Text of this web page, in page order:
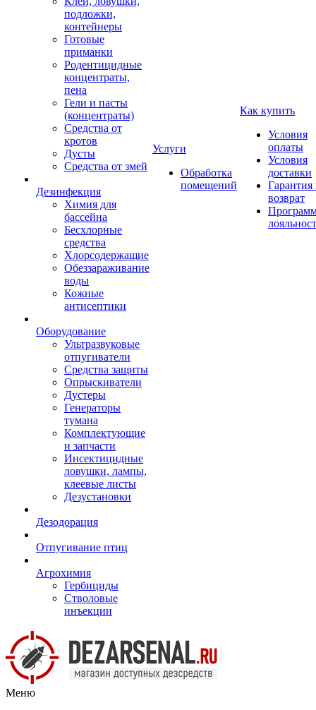
подложки,
контейнеры
Готовые
приманки
Родентицидные
концентраты,
пена
Гели и пасты
(концентраты)
Средства от
кротов
Дусты
Средства от змей
Дезинфекция
Химия для
бассейна
Бесхлорные
средства
Хлорсодержащие
Обеззараживание
воды
Кожные
антисептики
Оборудование
Ультразвуковые
отпугиватели
Средства защиты
Опрыскиватели
Дустеры
Генераторы
тумана
Комплектующие
и запчасти
Инсектицидные
ловушки, лампы,
клеевые листы
Дезустановки
Дезодорация
Отпугивание птиц
Агрохимия
Гербициды
Стволовые
инъекции
Услуги
Обработка
помещений
Как купить
Условия
оплаты
Условия
доставки
Гарантия
возврат
Меню